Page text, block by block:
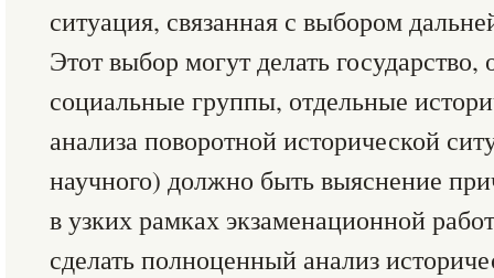
ситуация, связанная с выбором
Этот выбор могут делать
социальные группы, отдельные
анализа поворотной исторической
научного) должно быть выяснение
в узких рамках экзаменационной
сделать полноценный анализ